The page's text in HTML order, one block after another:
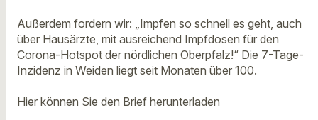
Außerdem fordern wir: „Impfen so schnell es geht, auch
über Hausärzte, mit ausreichend Impfdosen für den
Corona-Hotspot der nördlichen Oberpfalz!“ Die 7-Tage-
Inzidenz in Weiden liegt seit Monaten über 100.
Hier können Sie den Brief herunterladen